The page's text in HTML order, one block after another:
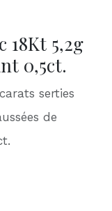
18Kt 5,2g
0,5ct.
serties
de